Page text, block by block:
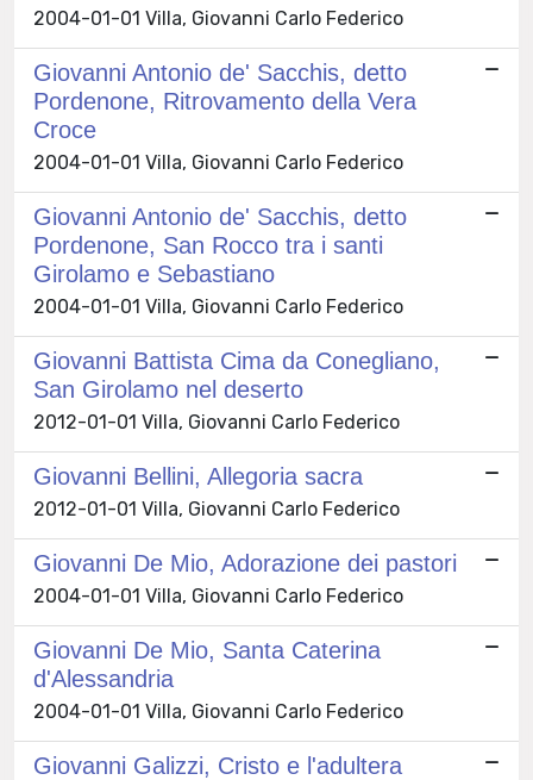
2004-01-01 Villa, Giovanni Carlo Federico
Giovanni Antonio de' Sacchis, detto
Pordenone, Ritrovamento della Vera
Croce
2004-01-01 Villa, Giovanni Carlo Federico
Giovanni Antonio de' Sacchis, detto
Pordenone, San Rocco tra i santi
Girolamo e Sebastiano
2004-01-01 Villa, Giovanni Carlo Federico
Giovanni Battista Cima da Conegliano,
San Girolamo nel deserto
2012-01-01 Villa, Giovanni Carlo Federico
Giovanni Bellini, Allegoria sacra
2012-01-01 Villa, Giovanni Carlo Federico
Giovanni De Mio, Adorazione dei pastori
2004-01-01 Villa, Giovanni Carlo Federico
Giovanni De Mio, Santa Caterina
d'Alessandria
2004-01-01 Villa, Giovanni Carlo Federico
Giovanni Galizzi, Cristo e l'adultera